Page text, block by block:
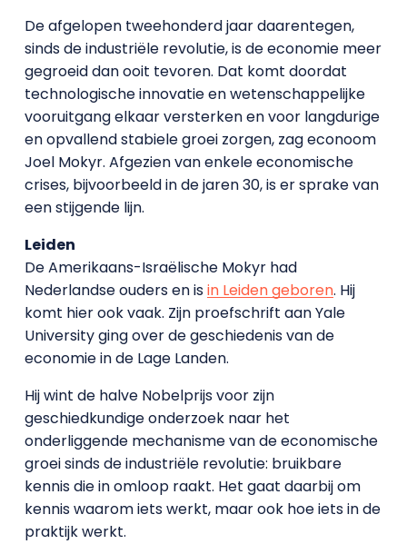
De afgelopen tweehonderd jaar daarentegen,
sinds de industriële revolutie, is de economie meer
gegroeid dan ooit tevoren. Dat komt doordat
technologische innovatie en wetenschappelijke
vooruitgang elkaar versterken en voor langdurige
en opvallend stabiele groei zorgen, zag econoom
Joel Mokyr. Afgezien van enkele economische
crises, bijvoorbeeld in de jaren 30, is er sprake van
een stijgende lijn.
Leiden
De Amerikaans-Israëlische Mokyr had
Nederlandse ouders en isin Leiden geboren. Hij
komt hier ook vaak. Zijn proefschrift aan Yale
University ging over de geschiedenis van de
economie in de Lage Landen.
Hij wint de halve Nobelprijs voor zijn
geschiedkundige onderzoek naar het
onderliggende mechanisme van de economische
groei sinds de industriële revolutie: bruikbare
kennis die in omloop raakt. Het gaat daarbij om
kennis waarom iets werkt, maar ook hoe iets in de
praktijk werkt.